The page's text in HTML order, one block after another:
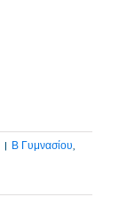
| Β Γυμνασίου,